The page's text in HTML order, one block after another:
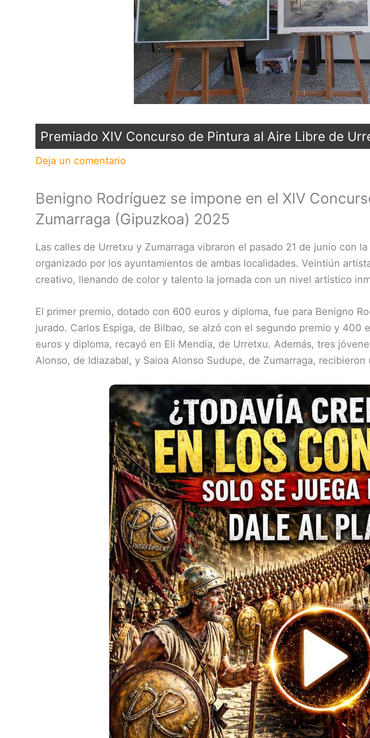
Premiado XIV Concurso de Pintura al Aire Libre de
Deja un comentario
Benigno Rodríguez se impone en el XIV
Zumarraga (Gipuzkoa) 2025
Las calles de Urretxu y Zumarraga vibraron el pasado 21 de junio con
organizado por los ayuntamientos de ambas localidades. Veintiún
creativo, llenando de color y talento la jornada con un nivel artístico
El primer premio, dotado con 600 euros y diploma, fue para Benigno
jurado. Carlos Espiga, de Bilbao, se alzó con el segundo premio y
euros y diploma, recayó en Eli Mendia, de Urretxu. Además, tres
Alonso, de Idiazabal, y Saioa Alonso Sudupe, de Zumarraga,